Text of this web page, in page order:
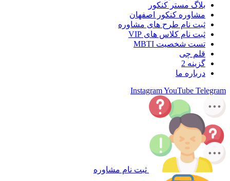
بلاگ مستر کنکور
مشاوره کنکور اصفهان
ثبت نام طرح های مشاوره
ثبت نام کلاس های VIP
تست شخصیت MBTI
قلم چی
گزینه 2
درباره ما
InstagramYouTube Telegram
ثبت نام مشاوره